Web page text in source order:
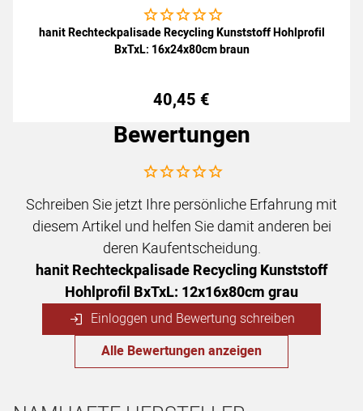
Noch keine Bewertungen abgegeben
hanit Rechteckpalisade Recycling Kunststoff Hohlprofil
BxTxL: 16x24x80cm braun
40,45 €
Bewertungen
Noch keine Bewertungen abgegeben
Schreiben Sie jetzt Ihre persönliche Erfahrung mit
diesem Artikel und helfen Sie damit anderen bei
deren Kaufentscheidung.
hanit Rechteckpalisade Recycling Kunststoff
Hohlprofil BxTxL: 12x16x80cm grau
Einloggen und Bewertung schreiben
Alle Bewertungen anzeigen